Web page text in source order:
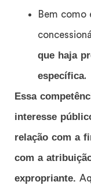
Bem como
que haja
específica.
Essa
interesse
relação com a
com a
expropriante.